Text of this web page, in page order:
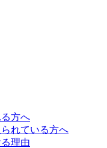
方へ
れている方へ
理由